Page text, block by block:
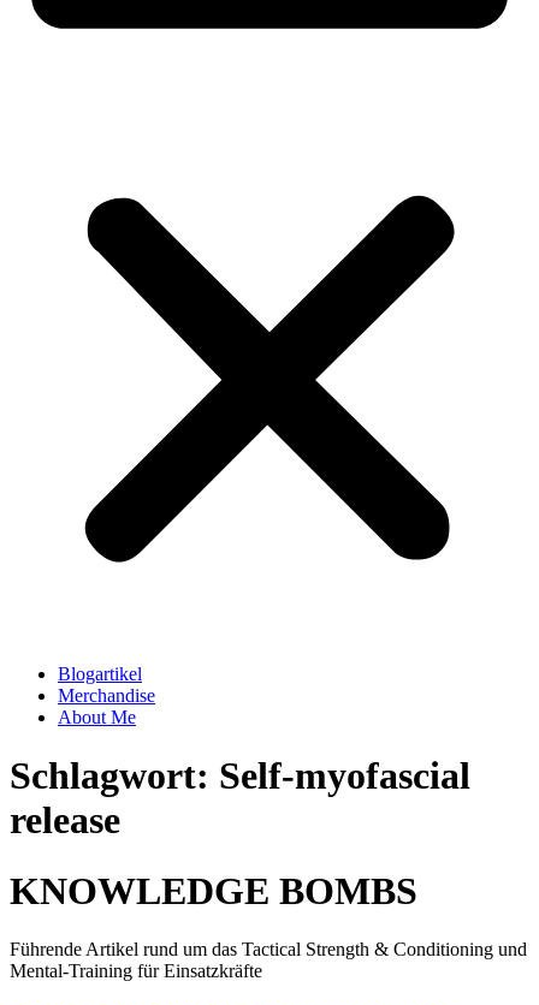
Blogartikel
Merchandise
About Me
Schlagwort: Self-myofascial
release
KNOWLEDGE BOMBS
Führende Artikel rund um das Tactical Strength & Conditioning und
Mental-Training für Einsatzkräfte